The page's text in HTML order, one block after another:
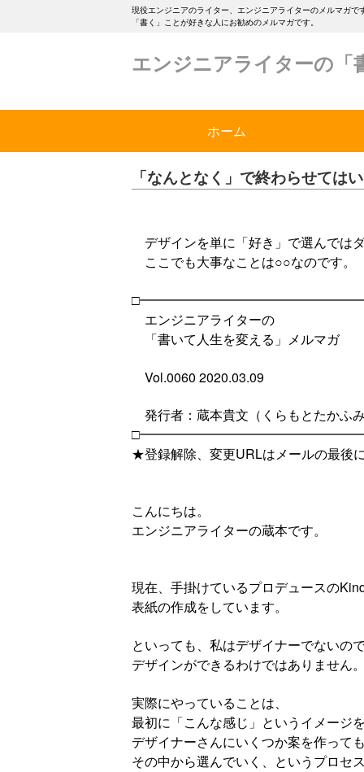
現役エンジニアのライター、エンジニアライターのメルマガ
「書く」ことが好きな人にお勧めのメルマガです。
エンジニアライターの「
ホーム
「なんとなく」で終わらせては
デザインを単に「好き」で選んではダ
ここでも大事なことは○○なのです。
エンジニアライターの
「書いて人生を変える」メルマガ
Vol.0060 2020.03.09
発行者：蔵本貴文（くらもとたかふみ
★登録解除、変更URLはメールの最後
こんにちは。
エンジニアライターの蔵本です。
現在、手掛けているプロデュースの
表紙の作成をしています。
といっても、私はデザイナーでないので
デザインができるわけではありません。
実際にやっていることは、
最初に「こんな感じ」というイメージを
デザイナーさんにいくつか案を作っても
その中から選んでいく、というプロセス